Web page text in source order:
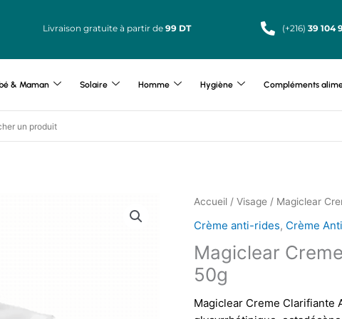
Livraison gratuite à partir de99 DT (+216) 39 104
& Maman Solaire Homme Hygiène Compléments
Accueil / Visage / Magiclear
Crème anti-rides, Crème
Magiclear
50g
Magiclear Creme Clarifiante